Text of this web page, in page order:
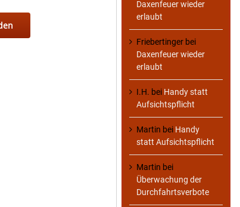
Daxenfeuer wieder
erlaubt
Friebertinger bei
Daxenfeuer wieder
erlaubt
I.H. bei Handy statt
Aufsichtspflicht
Martin bei Handy
statt Aufsichtspflicht
Martin bei
Überwachung der
Durchfahrtsverbote